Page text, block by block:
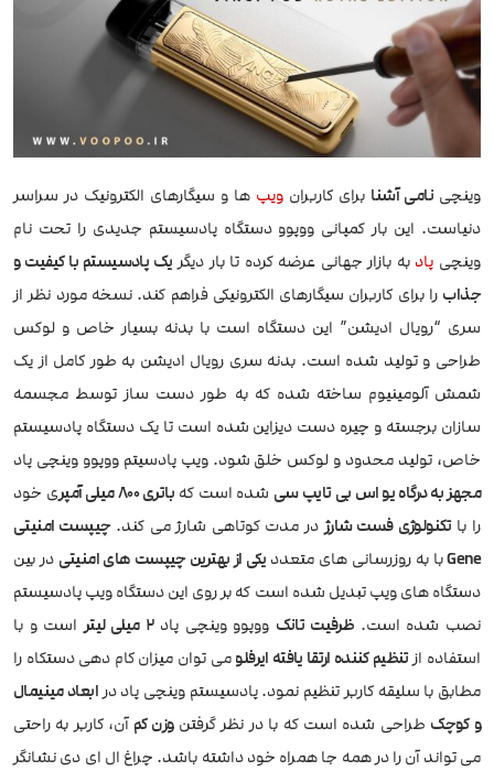
وینچینامی آشنا برای کاربران ویپ ها و سیگارهای الکترونیک در سراسر
دنیاست. این بار کمپانی ووپوو دستگاه پادسیستم جدیدی را تحت نام
وینچی پاد به بازار جهانی عرضه کرده تا بار دیگر یک پادسیستم با کیفیت و
جذاب را برای کاربران سیگارهای الکترونیکی فراهم کند. نسخه مورد نظر از
سری “رویال ادیشن” این دستگاه است با بدنه بسیار خاص و لوکس
طراحی و تولید شده است. بدنه سری رویال ادیشن به طور کامل از یک
شمش آلومینیوم ساخته شده که به طور دست ساز توسط مجسمه
سازان برجسته و چیره دست دیزاین شده است تا یک دستگاه پادسیستم
خاص، تولید محدود و لوکس خلق شود. ویپ پادسیتم ووپوو وینچی پاد
مجهز به درگاه یو اس بی تایپ سی شده است که باتری 800 میلی آمپر
ی خود
را باتکنولوژی فست شارژ در مدت کوتاهی شارژ می کند.چیپست امنیتی
Geneبا به روزرسانی های متعدد یکی از بهترین چیپست های امنیتی در بین
دستگاه های ویپ تبدیل شده است که بر روی این دستگاه ویپ پادسیستم
نصب شده است. ظرفیت تانک ووپوو وینچی پاد 2 میلی لیتر
است و با
استفاده ازتنظیم کننده ارتقا یافته ایرفلومی توان میزان کام دهی دستکاه را
مطابق با سلیقه کاربر تنظیم نمود. پادسیستم وینچی پاد درابعاد مینیمال
و کوچک طراحی شده است که با در نظر گرفتنوزن کم آن، کاربر به راحتی
می تواند آن را در همه جا همراه خود داشته باشد. چراغ ال ای دی نشانگر